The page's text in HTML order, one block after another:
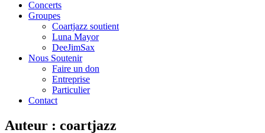
Concerts
Groupes
Coartjazz soutient
Luna Mayor
DeeJimSax
Nous Soutenir
Faire un don
Entreprise
Particulier
Contact
Auteur : coartjazz